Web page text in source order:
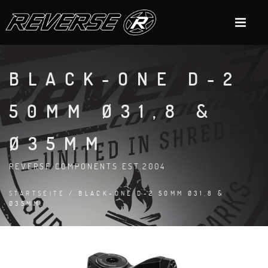
BLACK-ONE D-2
50MM Ø31,8 &
Ø35MM
REVERSE COMPONENTS EST.2004
STARTSEITE
/ BLACK-ONE D-2 50MM Ø31,8 &
Ø35MM